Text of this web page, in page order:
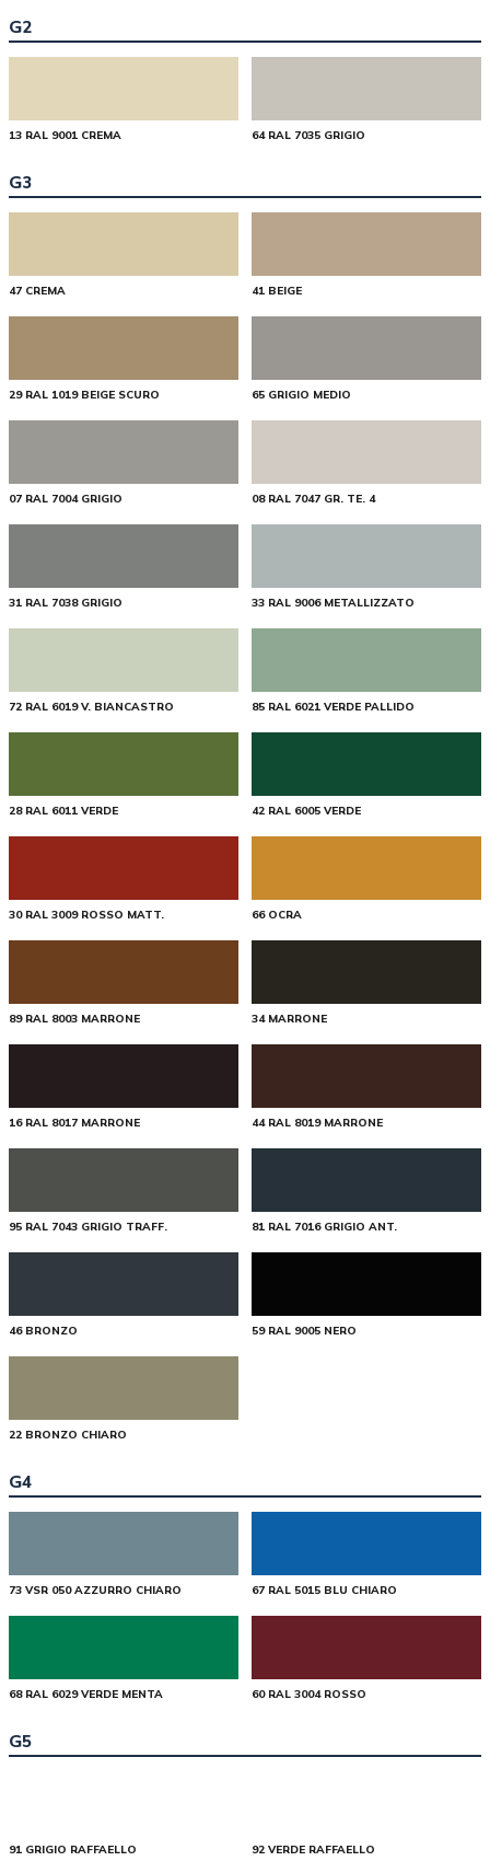
G2
13 RAL 9001 CREMA 64 RAL 7035 GRIGIO
G3
47 CREMA 41 BEIGE
29 RAL 1019 BEIGE SCURO 65 GRIGIO MEDIO
07 RAL 7004 GRIGIO 08 RAL 7047 GR. TE. 4
31 RAL 7038 GRIGIO 33 RAL 9006 METALLIZZATO
72 RAL 6019 V. BIANCASTRO 85 RAL 6021 VERDE PALLIDO
28 RAL 6011 VERDE 42 RAL 6005 VERDE
30 RAL 3009 ROSSO MATT. 66 OCRA
89 RAL 8003 MARRONE 34 MARRONE
16 RAL 8017 MARRONE 44 RAL 8019 MARRONE
95 RAL 7043 GRIGIO TRAFF. 81 RAL 7016 GRIGIO ANT.
46 BRONZO 59 RAL 9005 NERO
22 BRONZO CHIARO
G4
73 VSR 050 AZZURRO CHIARO 67 RAL 5015 BLU CHIARO
68 RAL 6029 VERDE MENTA 60 RAL 3004 ROSSO
G5
91 GRIGIO RAFFAELLO 92 VERDE RAFFAELLO